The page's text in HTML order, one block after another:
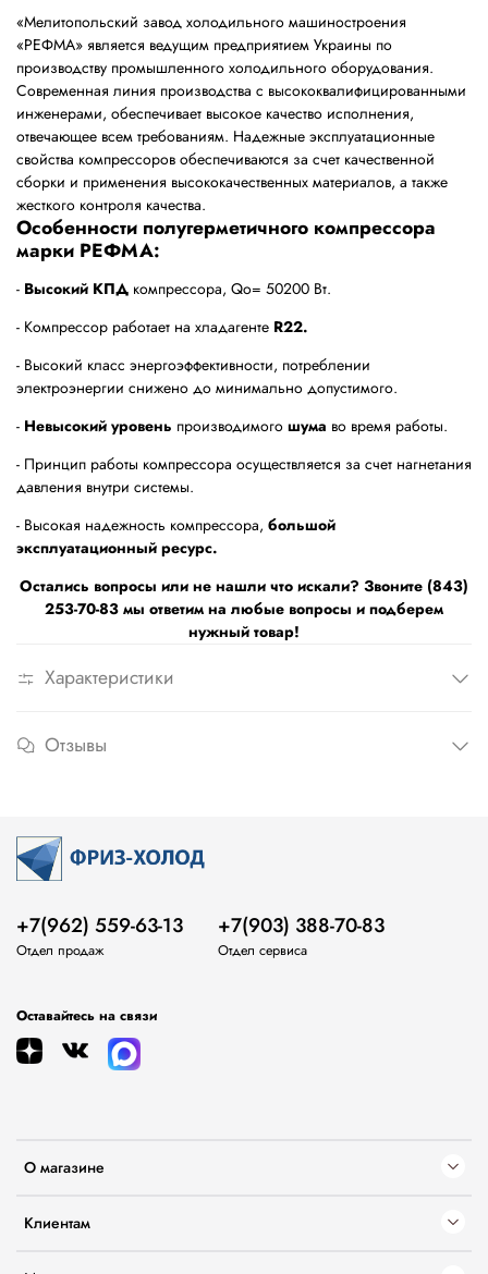
«Мелитопольский завод холодильного машиностроения
«РЕФМА» является ведущим предприятием Украины по
производству промышленного холодильного оборудования.
Современная линия производства с высококвалифицированными
инженерами, обеспечивает высокое качество исполнения,
отвечающее всем требованиям. Надежные эксплуатационные
свойства компрессоров обеспечиваются за счет качественной
сборки и применения высококачественных материалов, а также
жесткого контроля качества.
Особенности полугерметичного компрессора
марки РЕФМА:
- Высокий КПД компрессора, Qo= 50200 Bт.
- Компрессор работает на хладагенте R22.
- Высокий класс энергоэффективности, потреблении
электроэнергии снижено до минимально допустимого.
- Невысокий уровень производимого шума во время работы.
- Принцип работы компрессора осуществляется за счет нагнетания
давления внутри системы.
- Высокая надежность компрессора, большой
эксплуатационный ресурс.
Остались вопросы или не нашли что искали? Звоните (843)
253-70-83 мы ответим на любые вопросы и подберем
нужный товар!
Характеристики
Отзывы
О магазине
Клиентам
+7(962) 559-63-13
Отдел продаж
+7(903) 388-70-83
Отдел сервиса
Оставайтесь на связи